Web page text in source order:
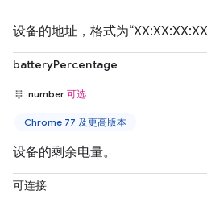
设备的地址，格式为
batteryPercentage
number 可选
Chrome 77 及更高版本
设备的剩余电量。
可连接